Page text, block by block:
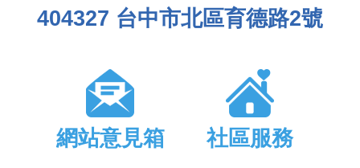
404327 台中市北區育德路2號
網站意見箱 社區服務